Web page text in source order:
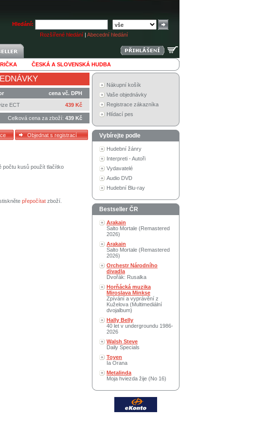
Hledání:
Rozšířené hledání | Abecední hledání
ČESKÁ A SLOVENSKÁ HUDBA
cena vč. DPH
ECT 439 Kč
Celková cena za zboží: 439 Kč
počtu kusů použít tlačítko
přepočítat zboží.
Nákupní košík
Vaše objednávky
Registrace zákazníka
Hlídací pes
Vybírejte podle
Hudební žánry
Interpreti - Autoři
Vydavatelé
Audio DVD
Hudební Blu-ray
Bestseller ČR
Arakain
Salto Mortale (Remastered
2026)
Arakain
Salto Mortale (Remastered
2026)
Orchestr Národního
divadla
Dvořák: Rusalka
Horňácká muzika
Miroslava Minkse
Zpívání a vyprávění z
Kuželova (Multimediální
dvojalbum)
Hally Belly
40 let v undergroundu 1986-
2026
Walsh Steve
Daily Specials
Toyen
Ia Orana
Metalinda
Moja hviezda žije (No 16)